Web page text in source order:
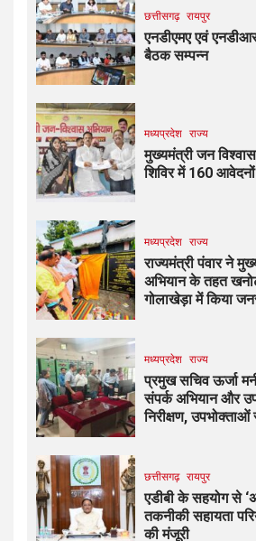
छत्तीसगढ़ रायपुर
एनडीएमए एवं
बैठक सम्पन्न
मध्यप्रदेश राज्य
मुख्यमंत्री जन
शिविर में 160
मध्यप्रदेश राज्य
राज्यमंत्री पंवार ने
अभियान के तहत
गोलाखेड़ा में किया
मध्यप्रदेश राज्य
प्रमुख सचिव ऊर्जा
संपर्क अभियान और
निरीक्षण,
छत्तीसगढ़ रायपुर
एडीबी के सहयोग से
तकनीकी सहायता
की मंजूरी